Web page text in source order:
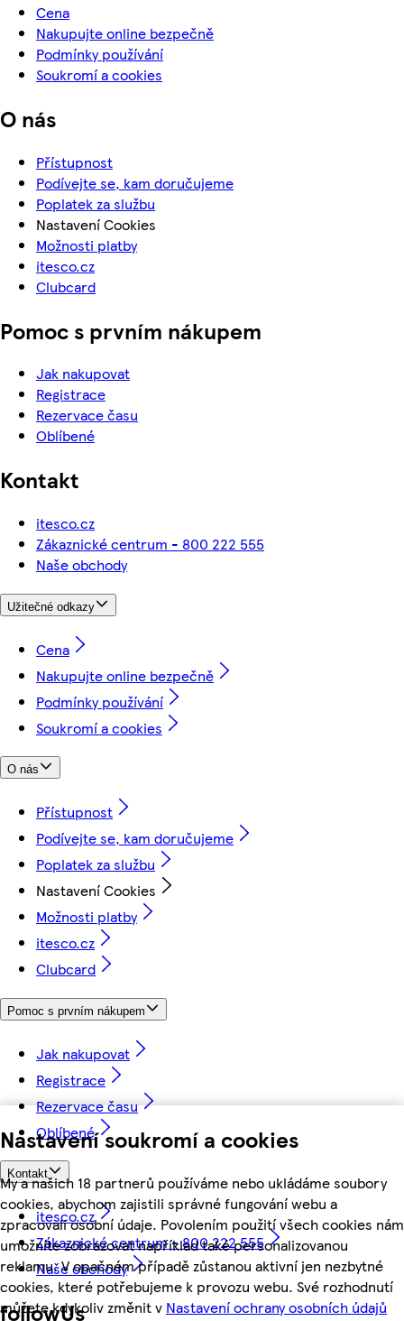
Nastavení soukromí a cookies
My a našich 18 partnerů používáme nebo ukládáme soubory
cookies, abychom zajistili správné fungování webu a
zpracovali osobní údaje. Povolením použití všech cookies nám
umožníte zobrazovat například také personalizovanou
reklamu. V opačném případě zůstanou aktivní jen nezbytné
cookies, které potřebujeme k provozu webu. Své rozhodnutí
můžete kdykoliv změnit v Nastavení ochrany osobních údajů
Cena
Nakupujte online bezpečně
Podmínky používání
Soukromí a cookies
O nás
Přístupnost
Podívejte se, kam doručujeme
Poplatek za službu
Nastavení Cookies
Možnosti platby
itesco.cz
Clubcard
Pomoc s prvním nákupem
Jak nakupovat
Registrace
Rezervace času
Oblíbené
Kontakt
itesco.cz
Zákaznické centrum - 800 222 555
Naše obchody
Užitečné odkazy
Cena
Nakupujte online bezpečně
Podmínky používání
Soukromí a cookies
O nás
Přístupnost
Podívejte se, kam doručujeme
Poplatek za službu
Nastavení Cookies
Možnosti platby
itesco.cz
Clubcard
Pomoc s prvním nákupem
Jak nakupovat
Registrace
Rezervace času
Oblíbené
Kontakt
itesco.cz
Zákaznické centrum - 800 222 555
Naše obchody
followUs